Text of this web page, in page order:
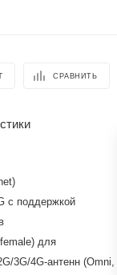
СРАВНИТЬ
с поддержкой
для
3G/4G-антенн (Omni,